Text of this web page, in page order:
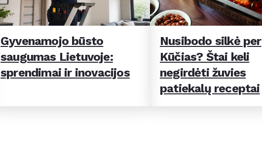
Gyvenamojo būsto
saugumas Lietuvoje:
sprendimai ir inovacijos
Nusibodo silkė per
Kūčias? Štai keli
negirdėti žuvies
patiekalų receptai